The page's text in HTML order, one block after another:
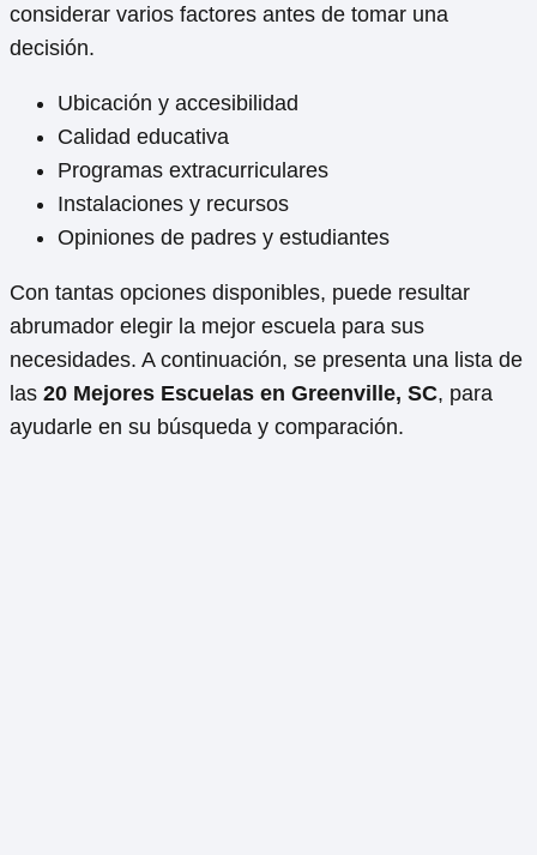
considerar varios factores antes de tomar una
decisión.
Ubicación y accesibilidad
Calidad educativa
Programas extracurriculares
Instalaciones y recursos
Opiniones de padres y estudiantes
Con tantas opciones disponibles, puede resultar
abrumador elegir la mejor escuela para sus
necesidades. A continuación, se presenta una lista de
las 20 Mejores Escuelas en Greenville, SC, para
ayudarle en su búsqueda y comparación.